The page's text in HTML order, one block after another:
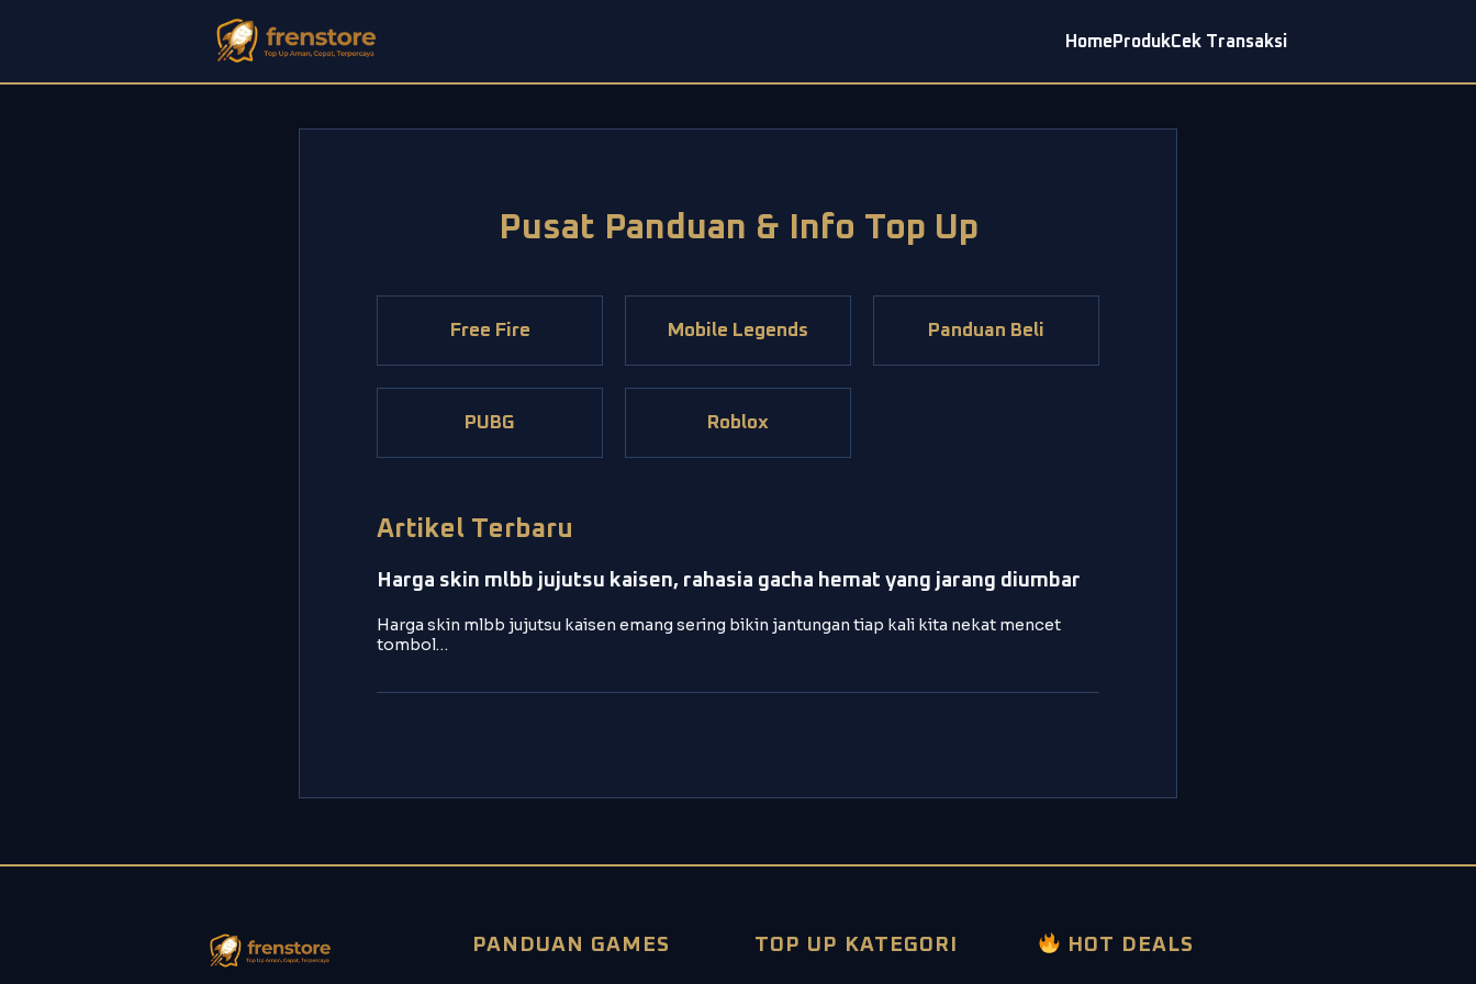
HomeProdukCek Transaksi
Pusat Panduan & Info Top Up
Free Fire Mobile Legends Panduan Beli
PUBG Roblox
Artikel Terbaru
Harga skin mlbb jujutsu kaisen, rahasia gacha hemat yang jarang diumbar
Harga skin mlbb jujutsu kaisen emang sering bikin jantungan tiap kali kita nekat mencet
tombol…
PANDUAN GAMES TOP UP KATEGORI HOT DEALS